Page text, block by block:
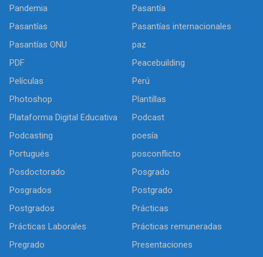
Pandemia
Pasantía
Pasantías
Pasantías internacionales
Pasantías ONU
paz
PDF
Peacebuilding
Películas
Perú
Photoshop
Plantillas
Plataforma Digital Educativa
Podcast
Podcasting
poesía
Portugués
posconflicto
Posdoctorado
Posgrado
Posgrados
Postgrado
Postgrados
Prácticas
Prácticas Laborales
Prácticas remuneradas
Pregrado
Presentaciones